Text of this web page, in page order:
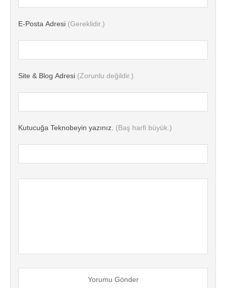
E-Posta Adresi (Gereklidir.)
Site & Blog Adresi (Zorunlu değildir.)
Kutucuğa Teknobeyin yazınız. (Baş harfi büyük.)
Yorumu Gönder